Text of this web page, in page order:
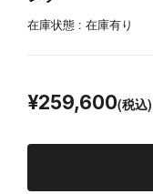
在庫状態 : 在庫有り
¥259,600(税込)